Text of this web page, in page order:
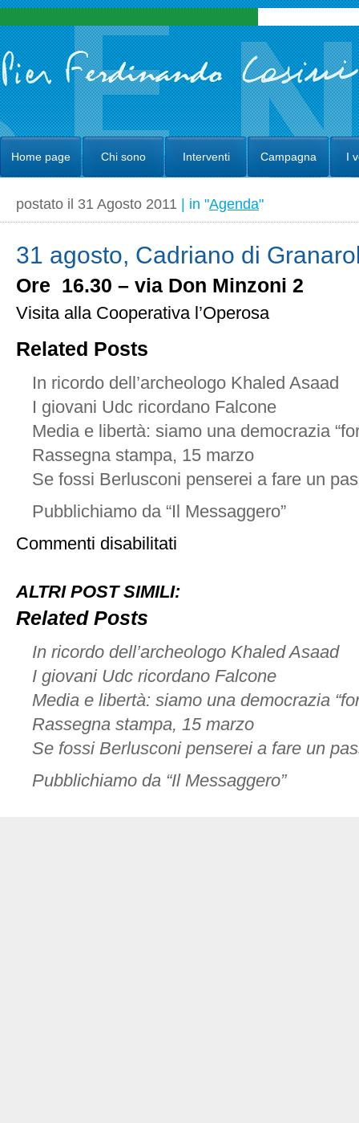
Home page Chi sono Interventi Campagna I
postato il 31 Agosto 2011 | in "Agenda"
31 agosto, Cadriano di
Ore 16.30 – via Don Minzoni 2
Visita alla Cooperativa l’Operosa
Related Posts
In ricordo dell’archeologo Khaled Asaad
I giovani Udc ricordano Falcone
Media e libertà: siamo una democrazia
Rassegna stampa, 15 marzo
Se fossi Berlusconi penserei a fare un
Pubblichiamo da “Il Messaggero”
Commenti disabilitati
di
ALTRI POST SIMILI:
Related Posts
In ricordo dell’archeologo Khaled Asaad
I giovani Udc ricordano Falcone
Media e libertà: siamo una democrazia
Rassegna stampa, 15 marzo
Se fossi Berlusconi penserei a fare un
Pubblichiamo da “Il Messaggero”